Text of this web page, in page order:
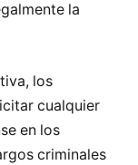
la
los
cualquier
en los
criminales